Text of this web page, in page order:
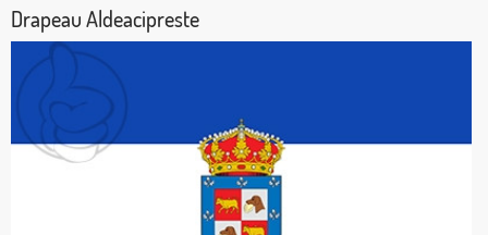
Drapeau Aldeacipreste